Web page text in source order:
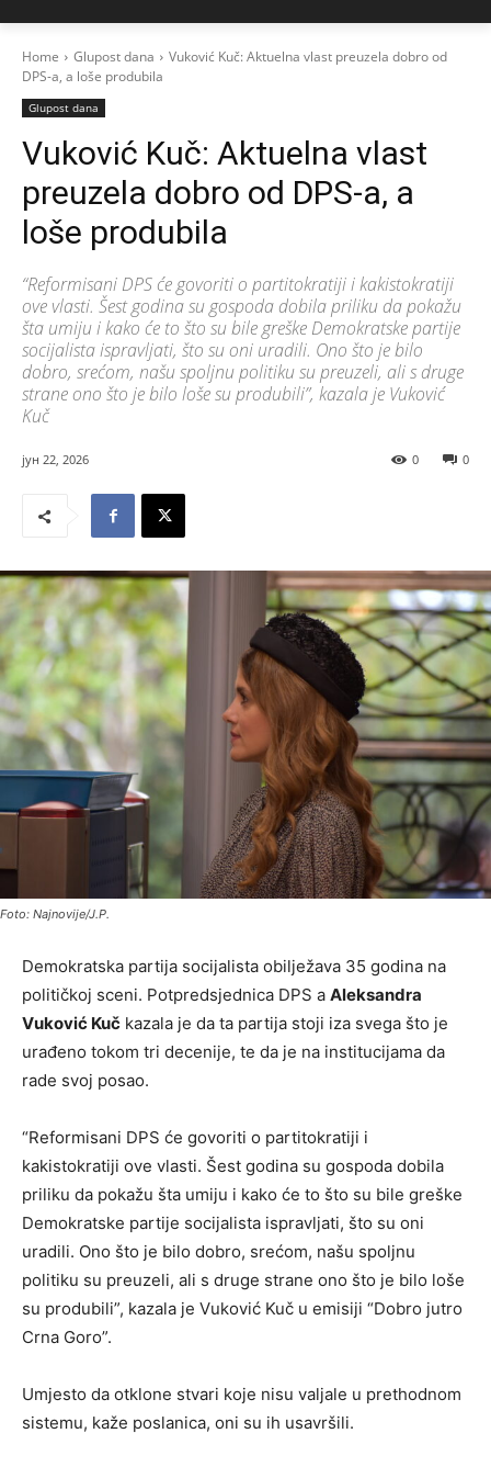
Home Glupost dana
Vuković Kuč: Aktuelna vlast preuzela dobro od
DPS-a, a loše produbila
Glupost dana
Vuković Kuč: Aktuelna vlast
preuzela dobro od DPS-a, a
loše produbila
“Reformisani DPS će govoriti o partitokratiji i kakistokratiji
ove vlasti. Šest godina su gospoda dobila priliku da pokažu
šta umiju i kako će to što su bile greške Demokratske partije
socijalista ispravljati, što su oni uradili. Ono što je bilo
dobro, srećom, našu spoljnu politiku su preuzeli, ali s druge
strane ono što je bilo loše su produbili”, kazala je Vuković
Kuč
јун 22, 2026 0
0
Foto: Najnovije/J.P.
Demokratska partija socijalista obilježava 35 godina na
političkoj sceni. Potpredsjednica DPS a Aleksandra
Vuković Kuč kazala je da ta partija stoji iza svega što je
urađeno tokom tri decenije, te da je na institucijama da
rade svoj posao.
“Reformisani DPS će govoriti o partitokratiji i
kakistokratiji ove vlasti. Šest godina su gospoda dobila
priliku da pokažu šta umiju i kako će to što su bile greške
Demokratske partije socijalista ispravljati, što su oni
uradili. Ono što je bilo dobro, srećom, našu spoljnu
politiku su preuzeli, ali s druge strane ono što je bilo loše
su produbili”, kazala je Vuković Kuč u emisiji “Dobro jutro
Crna Goro”.
Umjesto da otklone stvari koje nisu valjale u prethodnom
sistemu, kaže poslanica, oni su ih usavršili.